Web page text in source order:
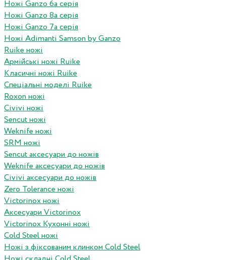
Ножі Ganzo 6а серія
Ножі Ganzo 8а серія
Ножі Ganzo 7а серія
Ножі Adimanti Samson by Ganzo
Ruike ножі
Армійські ножі Ruike
Класичні ножі Ruike
Спеціальні моделі Ruike
Roxon ножi
Civivi ножі
Sencut ножі
Weknife ножі
SRM ножі
Sencut аксесуари до ножів
Weknife аксесуари до ножів
Civivi аксесуари до ножів
Zero Tolerance ножі
Victorinox ножі
Аксесуари Victorinox
Victorinox Кухонні ножі
Cold Steel ножі
Ножі з фіксованим клинком Cold Steel